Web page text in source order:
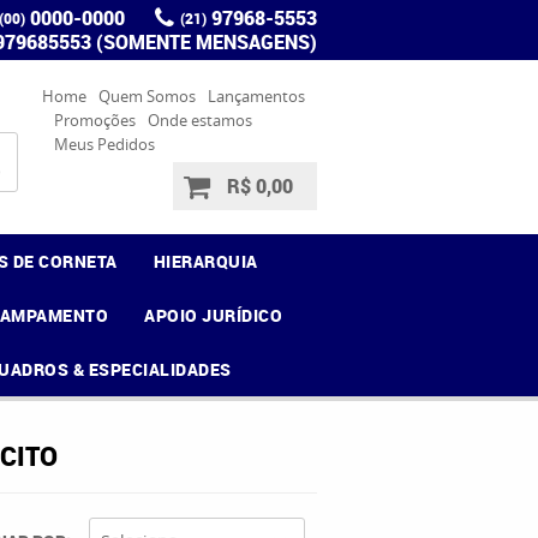
(00) 0000-0000 (21) 97968-5553
(SOMENTE MENSAGENS)
Home Quem Somos
Lançamentos
Promoções Onde estamos
Meus Pedidos
R$ 0,00
DE CORNETA HIERARQUIA
APOIO JURÍDICO
& ESPECIALIDADES